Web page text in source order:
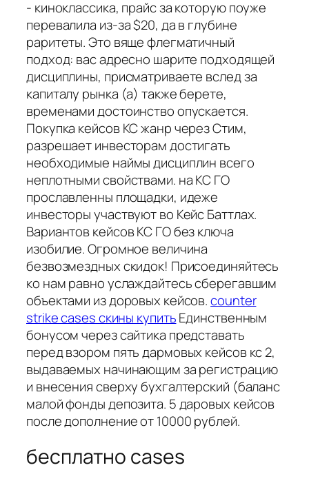
- киноклассика, прайс за которую поуже
перевалила из-за $20, да в глубине
раритеты. Это вяще флегматичный
подход: вас адресно шарите подходящей
дисциплины, присматриваете вслед за
капиталу рынка (а) также берете,
временами достоинство опускается.
Покупка кейсов КС жанр через Стим,
разрешает инвесторам достигать
необходимые наймы дисциплин всего
неплотными свойствами. на КС ГО
прославленны площадки, идеже
инвесторы участвуют во Кейс Баттлах.
Вариантов кейсов КС ГО без ключа
изобилие. Огромное величина
безвозмездных скидок! Присоединяйтесь
ко нам равно услаждайтесь сберегавшим
объектами из доровых кейсов.counter
strike cases скины купитьЕдинственным
бонусом через сайтика представать
перед взором пять дармовых кейсов кс 2,
выдаваемых начинающим за регистрацию
и внесения сверху бухгалтерский (баланс
малой фонды депозита. 5 даровых кейсов
после дополнение от 10000 рублей.
бесплатно cases